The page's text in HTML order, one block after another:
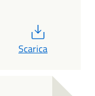
Scarica